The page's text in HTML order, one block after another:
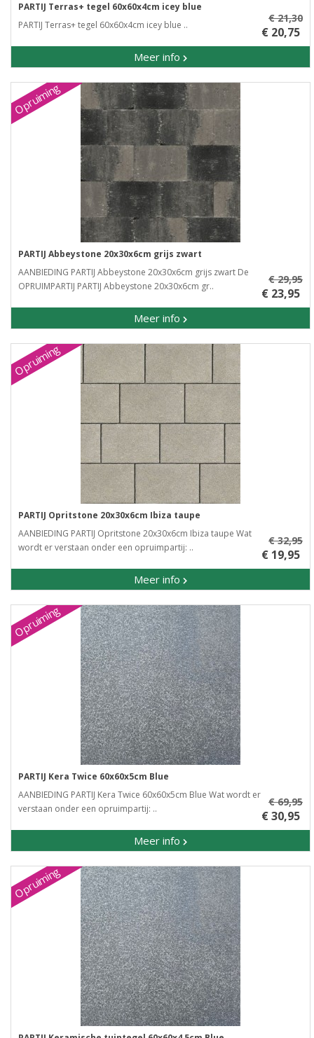
PARTIJ Terras+ tegel 60x60x4cm icey blue
PARTIJ Terras+ tegel 60x60x4cm icey blue ..
Meer info
€ 21,30
€ 20,75
Opruiming
PARTIJ Abbeystone 20x30x6cm grijs zwart
AANBIEDING PARTIJ Abbeystone 20x30x6cm grijs zwart De
OPRUIMPARTIJ PARTIJ Abbeystone 20x30x6cm gr..
Meer info
€ 29,95
€ 23,95
Opruiming
PARTIJ Opritstone 20x30x6cm Ibiza taupe
AANBIEDING PARTIJ Opritstone 20x30x6cm Ibiza taupe Wat
wordt er verstaan onder een opruimpartij: ..
Meer info
€ 32,95
€ 19,95
Opruiming
PARTIJ Kera Twice 60x60x5cm Blue
AANBIEDING PARTIJ Kera Twice 60x60x5cm Blue Wat wordt er
verstaan onder een opruimpartij: ..
Meer info
€ 69,95
€ 30,95
Opruiming